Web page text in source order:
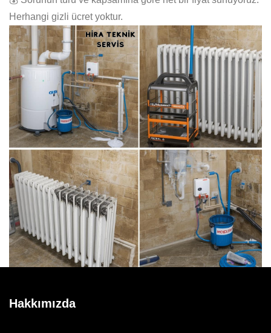
Herhangi gizli ücret yoktur.
Hakkımızda